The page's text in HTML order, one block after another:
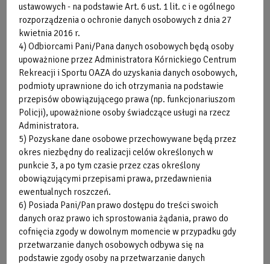
Obraz
bez
opisu
Obraz
bez
opisu
ustawowych - na podstawie Art. 6 ust. 1 lit. c i e ogólnego
rozporządzenia o ochronie danych osobowych z dnia 27
kwietnia 2016 r.
4) Odbiorcami Pani/Pana danych osobowych będą osoby
upoważnione przez Administratora Kórnickiego Centrum
Rekreacji i Sportu OAZA do uzyskania danych osobowych,
podmioty uprawnione do ich otrzymania na podstawie
przepisów obowiązującego prawa (np. funkcjonariuszom
Policji), upoważnione osoby świadczące usługi na rzecz
Administratora.
5) Pozyskane dane osobowe przechowywane będą przez
okres niezbędny do realizacji celów określonych w
punkcie 3, a po tym czasie przez czas określony
obowiązującymi przepisami prawa, przedawnienia
ewentualnych roszczeń.
6) Posiada Pani/Pan prawo dostępu do treści swoich
danych oraz prawo ich sprostowania żądania, prawo do
cofnięcia zgody w dowolnym momencie w przypadku gdy
przetwarzanie danych osobowych odbywa się na
podstawie zgody osoby na przetwarzanie danych